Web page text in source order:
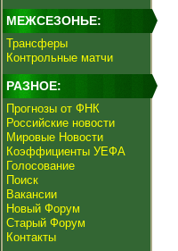
МЕЖСЕЗОНЬЕ:
Трансферы
Контрольные матчи
РАЗНОЕ:
Прогнозы от ФНК
Российские новости
Мировые Новости
Коэффициенты УЕФА
Голосование
Поиск
Вакансии
Новый Форум
Старый Форум
Контакты